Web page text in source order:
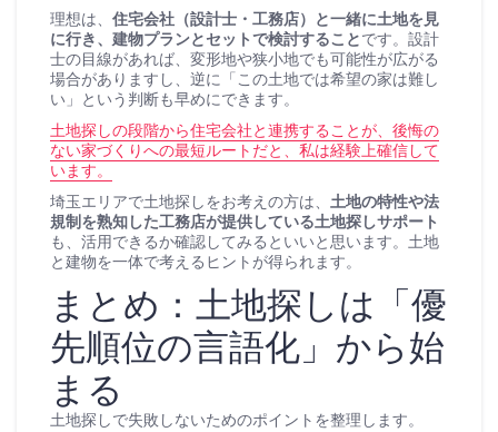
理想は、 住宅会社（設計士・工務店）と一緒に土地を見
に行き、建物プランとセットで検討することです。設計
士の目線があれば、変形地や狭小地でも可能性が広がる
場合がありますし、逆に「この土地では希望の家は難し
い」という判断も早めにできます。
土地探しの段階から住宅会社と連携することが、後悔の
ない家づくりへの最短ルートだと、私は経験上確信して
います。
埼玉エリアで土地探しをお考えの方は、 土地の特性や法
規制を熟知した工務店が提供している土地探しサポート
も、活用できるか確認してみるといいと思います。土地
と建物を一体で考えるヒントが得られます。
まとめ：土地探しは「優
先順位の言語化」から始
まる
土地探しで失敗しないためのポイントを整理します。